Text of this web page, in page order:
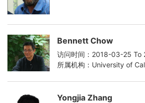
Bennett Chow
访问时间：2018-03-25 To
所属机构：University of
Yongjia Zhang